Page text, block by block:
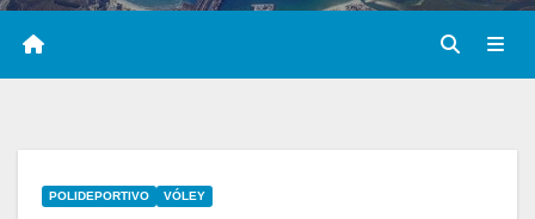
POLIDEPORTIVO VÓLEY